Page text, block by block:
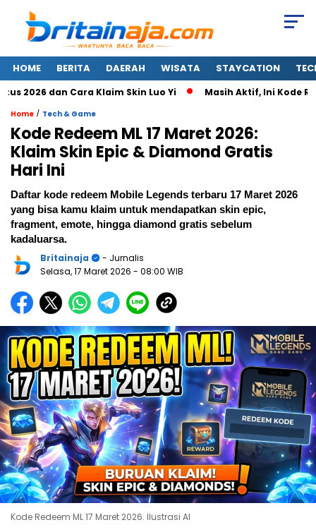
HOME BERITA DAERAH WISATA STAYCATION
2026 dan Cara Klaim Skin Luo Yi Masih Aktif, Ini Kode
Home / Tech & Game
Kode Redeem ML 17 Maret 2026:
Klaim Skin Epic & Diamond Gratis
Hari Ini
Daftar kode redeem Mobile Legends terbaru 17 Maret 2026
yang bisa kamu klaim untuk mendapatkan skin epic,
fragment, emote, hingga diamond gratis sebelum
kadaluarsa.
Britainaja
- Jurnalis
Selasa, 17 Maret 2026 - 08:00 WIB
Kode Redeem ML 17 Maret 2026. Ilustrasi AI